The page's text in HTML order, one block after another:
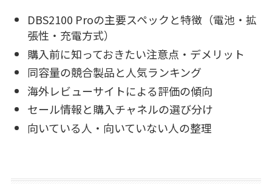
DBS2100 Proの主要スペックと特徴（電池・拡
張性・充電方式）
購入前に知っておきたい注意点・デメリット
同容量の競合製品と人気ランキング
海外レビューサイトによる評価の傾向
セール情報と購入チャネルの選び分け
向いている人・向いていない人の整理